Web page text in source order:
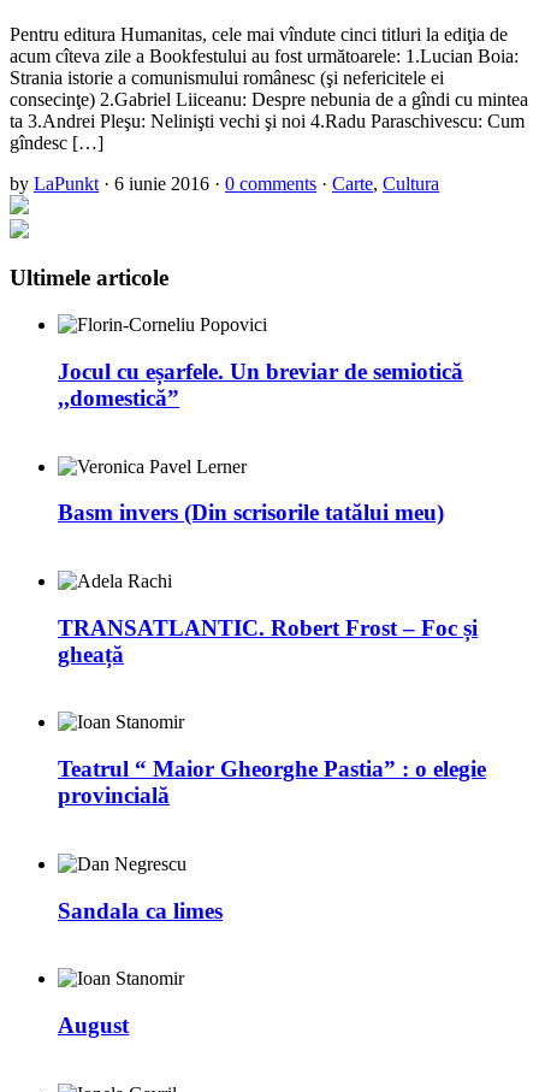
Pentru editura Humanitas, cele mai vîndute cinci titluri la ediţia de
acum cîteva zile a Bookfestului au fost următoarele: 1.Lucian Boia:
Strania istorie a comunismului românesc (şi nefericitele ei
consecinţe) 2.Gabriel Liiceanu: Despre nebunia de a gîndi cu mintea
ta 3.Andrei Pleşu: Nelinişti vechi şi noi 4.Radu Paraschivescu: Cum
gîndesc […]
by LaPunkt · 6 iunie 2016 · 0 comments · Carte, Cultura
Ultimele articole
Jocul cu eșarfele. Un breviar de semiotică
,,domestică”
Basm invers (Din scrisorile tatălui meu)
TRANSATLANTIC. Robert Frost – Foc și
gheață
Teatrul “ Maior Gheorghe Pastia” : o elegie
provincială
Sandala ca limes
August